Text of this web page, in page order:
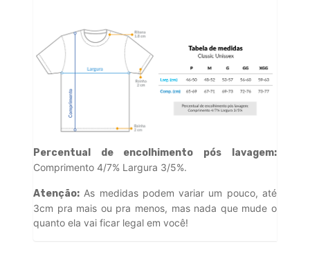
Percentual de encolhimento pós lavagem:
Comprimento 4/7% Largura 3/5%.
Atenção: As medidas podem variar um pouco, até
3cm pra mais ou pra menos, mas nada que mude o
quanto ela vai ficar legal em você!